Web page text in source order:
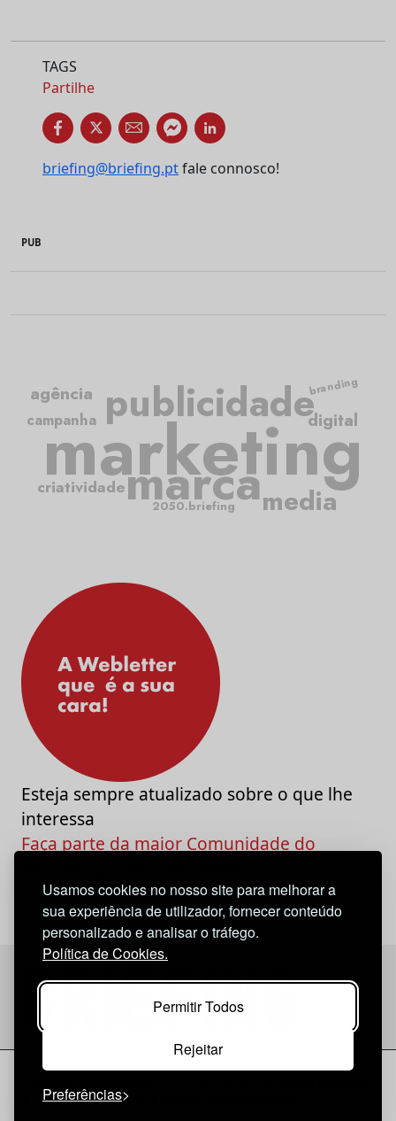
Usamos cookies no nosso site para melhorar a
sua experiência de utilizador, fornecer conteúdo
personalizado e analisar o tráfego.
Política de Cookies.
Permitir Todos
Rejeitar
Preferências
TAGS
Partilhe
briefing@briefing.ptfale connosco!
PUB
marketing
publicidade
marca
criatividade
campanha
media
agência
digital
2050.briefing
branding
Esteja sempre atualizado sobre o que lhe
interessa
Faça parte da maior Comunidade do
Política de Cookies